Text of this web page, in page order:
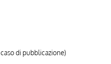
di pubblicazione)